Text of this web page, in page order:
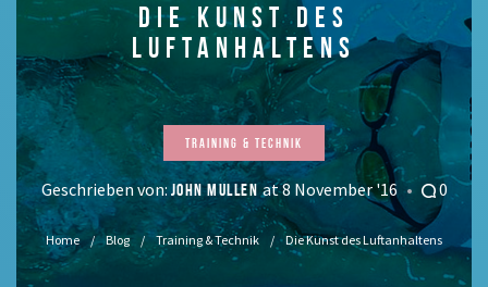
DIE KUNST DES
LUFTANHALTENS
Training & Technik
Geschrieben von: JOHN MULLENat 8 November '16 0
Home Blog Training & Technik Die Kunst des Luftanhaltens